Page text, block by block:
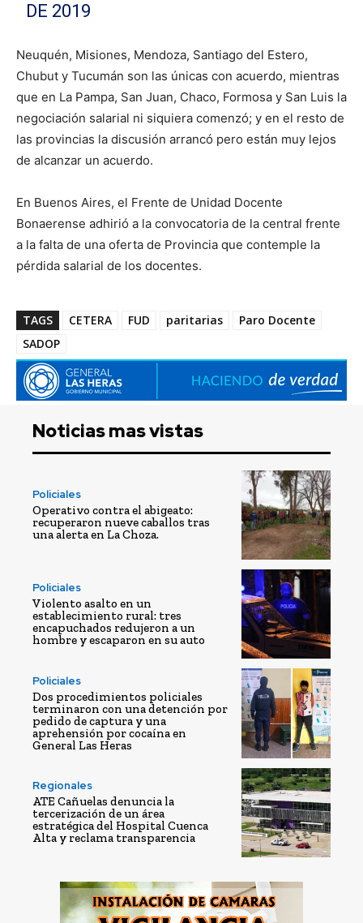
DE 2019
Neuquén, Misiones, Mendoza, Santiago del Estero,
Chubut y Tucumán son las únicas con acuerdo, mientras
que en La Pampa, San Juan, Chaco, Formosa y San Luis la
negociación salarial ni siquiera comenzó; y en el resto de
las provincias la discusión arrancó pero están muy lejos
de alcanzar un acuerdo.
En Buenos Aires, el Frente de Unidad Docente
Bonaerense adhirió a la convocatoria de la central frente
a la falta de una oferta de Provincia que contemple la
pérdida salarial de los docentes.
TAGS CETERA FUD paritarias
Paro Docente
SADOP
Noticias mas vistas
Policiales
Operativo contra el abigeato:
recuperaron nueve caballos tras
una alerta en La Choza.
Policiales
Violento asalto en un
establecimiento rural: tres
encapuchados redujeron a un
hombre y escaparon en su auto
Policiales
Dos procedimientos policiales
terminaron con una detención por
pedido de captura y una
aprehensión por cocaína en
General Las Heras
Regionales
ATE Cañuelas denuncia la
tercerización de un área
estratégica del Hospital Cuenca
Alta y reclama transparencia